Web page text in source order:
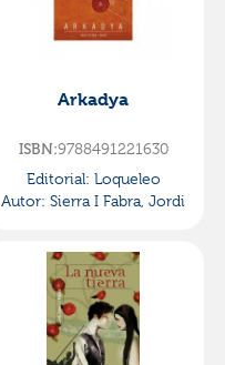
Arkadya
ISBN:9788491221630
Editorial: Loqueleo
Autor: Sierra I Fabra, Jordi